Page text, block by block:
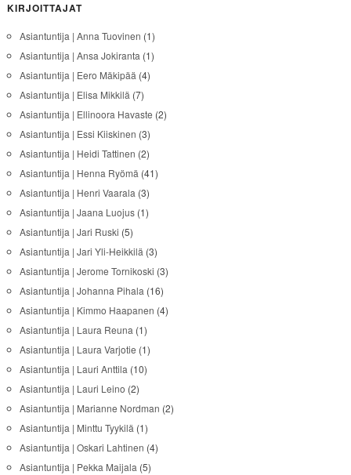
KIRJOITTAJAT
Asiantuntija | Anna Tuovinen (1)
Asiantuntija | Ansa Jokiranta(1)
Asiantuntija | Eero Mäkipää(4)
Asiantuntija | Elisa Mikkilä(7)
Asiantuntija | Ellinoora Havaste (2)
Asiantuntija | Essi Kiiskinen (3)
Asiantuntija | Heidi Tattinen (2)
Asiantuntija | Henna Ryömä(41)
Asiantuntija | Henri Vaarala(3)
Asiantuntija | Jaana Luojus(1)
Asiantuntija | Jari Ruski (5)
Asiantuntija | Jari Yli-Heikkilä(3)
Asiantuntija | Jerome Tornikoski (3)
Asiantuntija | Johanna Pihala(16)
Asiantuntija | Kimmo Haapanen (4)
Asiantuntija | Laura Reuna(1)
Asiantuntija | Laura Varjotie (1)
Asiantuntija | Lauri Anttila(10)
Asiantuntija | Lauri Leino (2)
Asiantuntija | Marianne Nordman (2)
Asiantuntija | Minttu Tyykilä(1)
Asiantuntija | Oskari Lahtinen (4)
Asiantuntija | Pekka Maijala(5)